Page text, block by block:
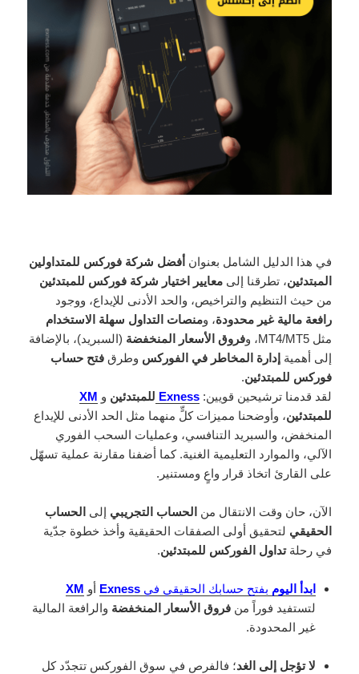
في هذا الدليل الشامل بعنوان أفضل شركة فوركس للمتداولين
المبتدئين، تطرقنا إلىمعايير اختيار شركة فوركس للمبتدئين
من حيث التنظيم والتراخيص، والحد الأدنى للإيداع، ووجود
رافعة مالية غير محدودة، ومنصات التداول سهلة الاستخدام
مثل MT4/MT5، و
فروق الأسعار المنخفضة (السبريد)، بالإضافة
إلى أهمية إدارة المخاطر في الفوركس وطرقفتح حساب
فوركس للمبتدئين.
لقد قدمنا ترشيحين قويين:Exness للمبتدئين و XM
للمبتدئين، وأوضحنا مميزات كلٍّ منهما مثل الحد الأدنى للإيداع
المنخفض، والسبريد التنافسي، وعمليات السحب الفوري
الآلي، والموارد التعليمية الغنية. كما أضفنا مقارنة عملية تسهّل
على القارئ اتخاذ قرار واعٍ ومستنير.
الآن، حان وقت الانتقال من الحساب التجريبي إلى الحساب
الحقيقي لتحقيق أولى الصفقات الحقيقية وأخذ خطوة جدّية
في رحلةتداول الفوركس للمبتدئين.
ابدأ اليوم بفتح حسابك الحقيقي فيExness أو XM
لتستفيد فوراً منفروق الأسعار المنخفضة والرافعة المالية
غير المحدودة.
لا تؤجل إلى الغد؛ فالفرص في سوق الفوركس تتجدّد كل